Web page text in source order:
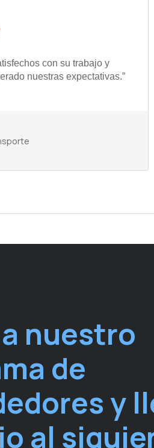
con su trabajo y
nuestras expectativas.”
nuestro
de
y
al